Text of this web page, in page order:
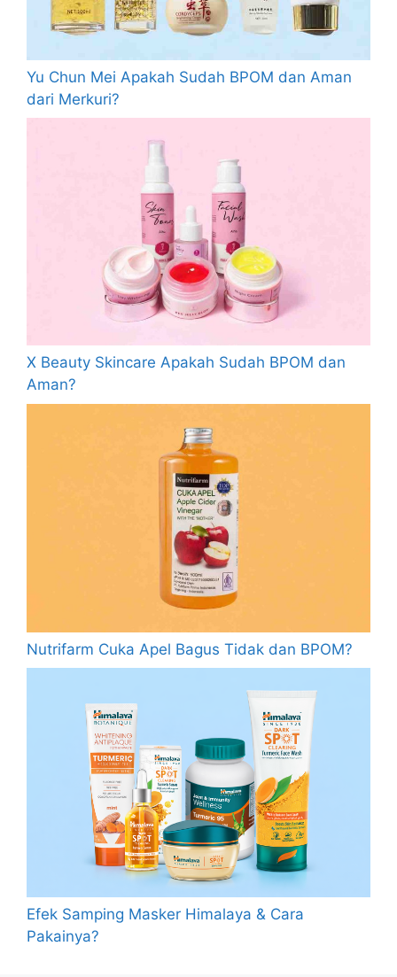
Yu Chun Mei Apakah Sudah BPOM dan Aman
dari Merkuri?
X Beauty Skincare Apakah Sudah BPOM dan
Aman?
Nutrifarm Cuka Apel Bagus Tidak dan BPOM?
Efek Samping Masker Himalaya & Cara
Pakainya?